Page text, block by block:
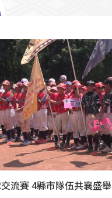
流賽 4縣市隊伍共襄盛舉